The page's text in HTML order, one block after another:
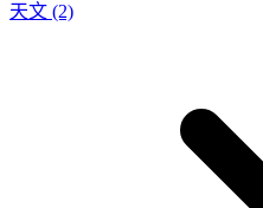
天文 (2)